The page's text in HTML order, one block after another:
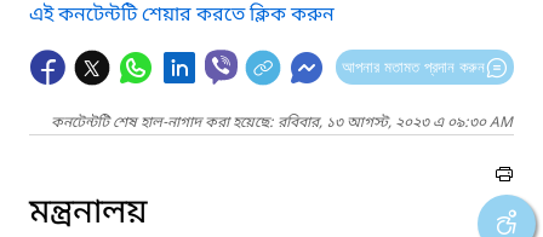
এই কনটেন্টটি শেয়ার করতে ক্লিক করুন
আপনার মতামত প্রদান করুন
কনটেন্টটি শেষ হাল-নাগাদ করা হয়েছে: রবিবার, ১৩ আগস্ট, ২০২৩ এ ০৯:৩০ AM
মন্ত্রনালয়